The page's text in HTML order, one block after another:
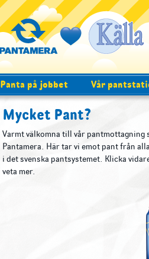
Panta på jobbet Vår
Mycket Pant?
Varmt välkomna till vår pantmottagning
Pantamera. Här tar vi emot pant från
i det svenska pantsystemet. Klicka
veta mer.